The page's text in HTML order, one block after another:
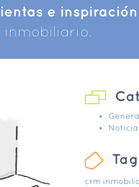
e inspiración
inmobiliario.
crm